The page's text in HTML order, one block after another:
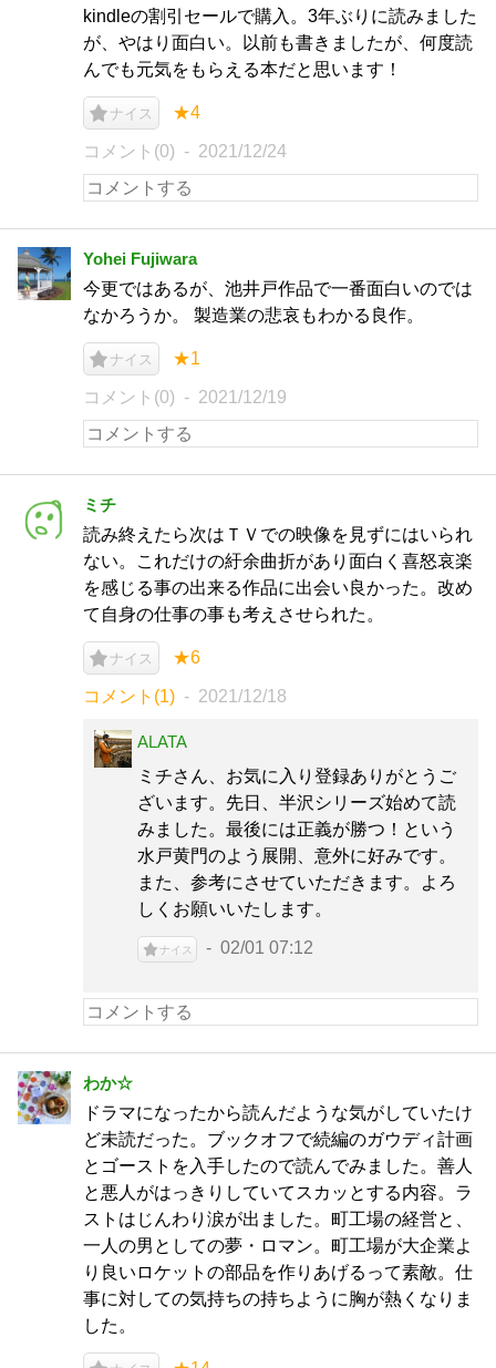
kindleの割引セールで購入。3年ぶりに読みました
が、やはり面白い。以前も書きましたが、何度読
んでも元気をもらえる本だと思います！
ナイス ★4
コメント(0) 2021/12/24
Yohei Fujiwara
今更ではあるが、池井戸作品で一番面白いのでは
なかろうか。 製造業の悲哀もわかる良作。
ナイス ★1
コメント(0) 2021/12/19
ミチ
読み終えたら次はＴＶでの映像を見ずにはいられ
ない。これだけの紆余曲折があり面白く喜怒哀楽
を感じる事の出来る作品に出会い良かった。改め
て自身の仕事の事も考えさせられた。
ナイス ★6
コメント(1) 2021/12/18
ALATA
ミチさん、お気に入り登録ありがとうご
ざいます。先日、半沢シリーズ始めて読
みました。最後には正義が勝つ！という
水戸黄門のよう展開、意外に好みです。
また、参考にさせていただきます。よろ
しくお願いいたします。
ナイス 02/01 07:12
わか☆
ドラマになったから読んだような気がしていたけ
ど未読だった。ブックオフで続編のガウディ計画
とゴーストを入手したので読んでみました。善人
と悪人がはっきりしていてスカッとする内容。ラ
ストはじんわり涙が出ました。町工場の経営と、
一人の男としての夢・ロマン。町工場が大企業よ
り良いロケットの部品を作りあげるって素敵。仕
事に対しての気持ちの持ちように胸が熱くなりま
した。